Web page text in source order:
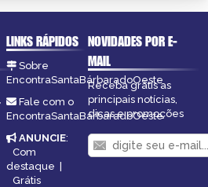
LINKS RÁPIDOS
Sobre
EncontraSantaBárbaradoOeste
Fale com o
EncontraSantaBárbaradoOeste
ANUNCIE:
Com
destaque |
Grátis
NOVIDADES POR E-
MAIL
Receba grátis as
principais notícias,
dicas e promoções